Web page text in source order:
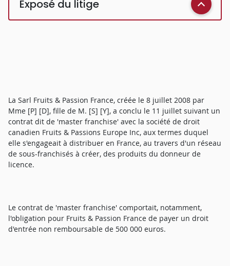
Exposé du litige
La Sarl Fruits & Passion France, créée le 8 juillet 2008 par
Mme [P] [D], fille de M. [S] [Y], a conclu le 11 juillet suivant un
contrat dit de 'master franchise' avec la société de droit
canadien Fruits & Passions Europe Inc, aux termes duquel
elle s'engageait à distribuer en France, au travers d'un réseau
de sous-franchisés à créer, des produits du donneur de
licence.
Le contrat de 'master franchise' comportait, notamment,
l'obligation pour Fruits & Passion France de payer un droit
d'entrée non remboursable de 500 000 euros.